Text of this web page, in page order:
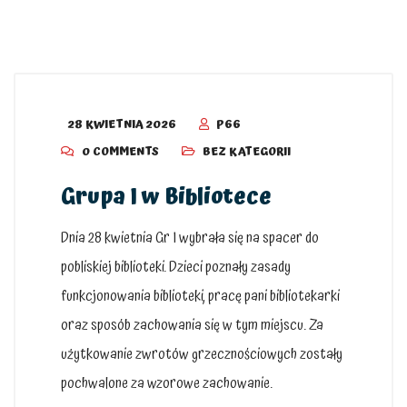
28 KWIETNIA 2026
P66
0 COMMENTS
BEZ KATEGORII
Grupa I w Bibliotece
Dnia 28 kwietnia Gr I wybrała się na spacer do
pobliskiej biblioteki. Dzieci poznały zasady
funkcjonowania biblioteki, pracę pani bibliotekarki
oraz sposób zachowania się w tym miejscu. Za
użytkowanie zwrotów grzecznościowych zostały
pochwalone za wzorowe zachowanie.